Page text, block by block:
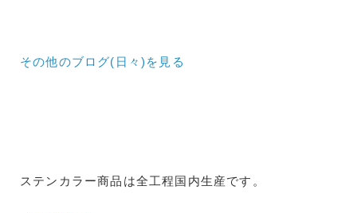
その他のブログ(日々) を見る
ステンカラー商品は全工程国内生産です。